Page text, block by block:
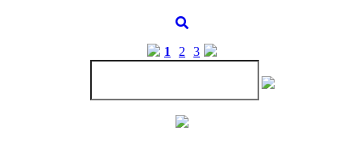
1 2 3